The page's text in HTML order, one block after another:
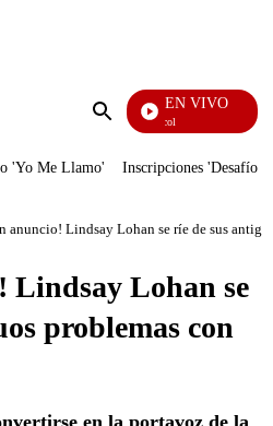
Enviar
EN VIVO
Noticias Caracol
'Yo Me Llamo' Inscripciones 'Desafío'
anuncio! Lindsay Lohan se ríe de sus
Lindsay Lohan se
problemas con
en la portavoz de la